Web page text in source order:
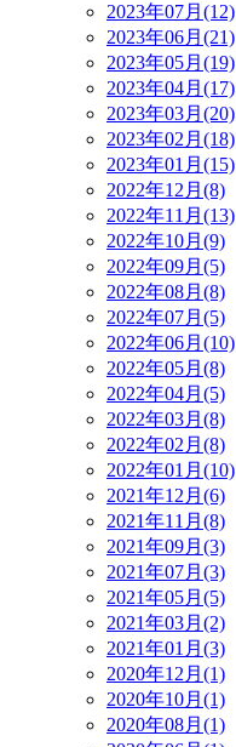
2023年07月(12)
2023年06月(21)
2023年05月(19)
2023年04月(17)
2023年03月(20)
2023年02月(18)
2023年01月(15)
2022年12月(8)
2022年11月(13)
2022年10月(9)
2022年09月(5)
2022年08月(8)
2022年07月(5)
2022年06月(10)
2022年05月(8)
2022年04月(5)
2022年03月(8)
2022年02月(8)
2022年01月(10)
2021年12月(6)
2021年11月(8)
2021年09月(3)
2021年07月(3)
2021年05月(5)
2021年03月(2)
2021年01月(3)
2020年12月(1)
2020年10月(1)
2020年08月(1)